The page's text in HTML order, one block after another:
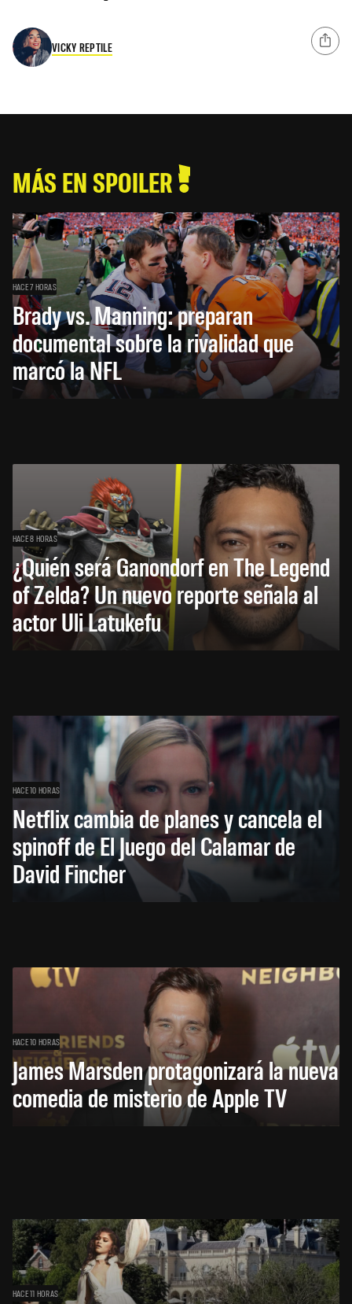
VICKY REPTILE
MÁS EN SPOILER
HACE 7 HORAS
Brady vs. Manning: preparan
documental sobre la rivalidad que
marcó la NFL
HACE 8 HORAS
¿Quién será Ganondorf en The Legend
of Zelda? Un nuevo reporte señala al
actor Uli Latukefu
HACE 10 HORAS
Netflix cambia de planes y cancela el
spinoff de El Juego del Calamar de
David Fincher
HACE 10 HORAS
James Marsden protagonizará la nueva
comedia de misterio de Apple TV
HACE 11 HORAS